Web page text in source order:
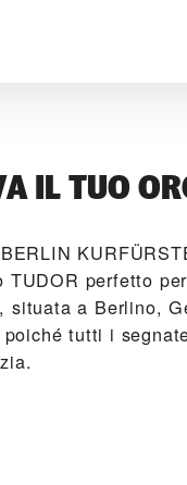
IL TUO
TUDOR perfetto
situata a Berlino,
tutti i